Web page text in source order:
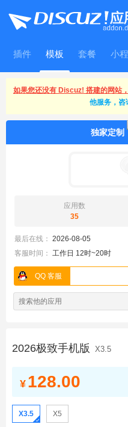
插件 模板 套餐 小
WitFrame
如果您还没有 Discuz! 搭建的网站
他服务，咨
独家定制
应用数
35
最后在线： 2026-08-05
客服时间： 工作日 12时~20时
QQ 客服
2026极致手机版 X3.5
¥ 128.00
X3.5 X5